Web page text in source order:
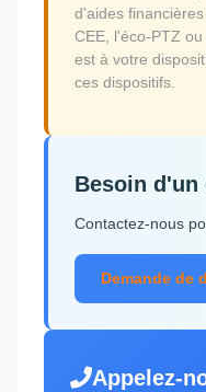
d'aides
CEE, l'éco-PTZ
est à votre
ces dispositifs.
Besoin d'un
Contactez-nous
Demande de
Appelez-